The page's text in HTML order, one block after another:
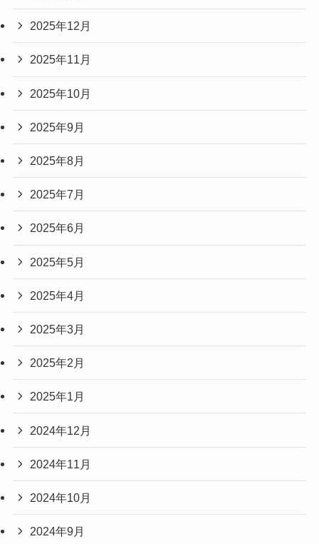
2025年12月
2025年11月
2025年10月
2025年9月
2025年8月
2025年7月
2025年6月
2025年5月
2025年4月
2025年3月
2025年2月
2025年1月
2024年12月
2024年11月
2024年10月
2024年9月